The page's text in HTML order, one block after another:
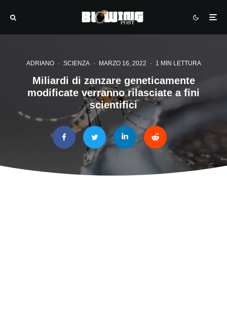
ADRIANO · SCIENZA · MARZO 16, 2022 · 1 MIN LETTURA
Miliardi di zanzare geneticamente
modificate verranno rilasciate a fini
scientifici